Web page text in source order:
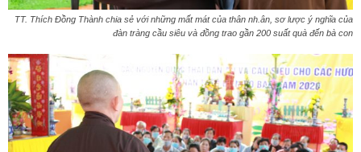
TT. Thích Đồng Thành chia sẻ với những mất mát của thân nh.ân, sơ lược ý nghĩa của
đàn tràng cầu siêu và đồng trao gần 200 suất quà đến bà con